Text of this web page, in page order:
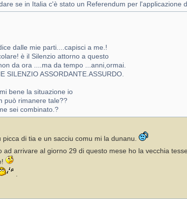
se in Italia c'è stato un Referendum per l'applicazione
dalle mie parti....capisci a me.!
è il Silenzio attorno a questo
da ora ....ma da tempo ...anni,ormai.
SILENZIO ASSORDANTE.ASSURDO.
bene la situazione io
può rimanere tale??
sei combinato.?
di tia e un sacciu comu mi la dunanu.
ad arrivare al giorno 29 di questo mese ho la vecchia
.